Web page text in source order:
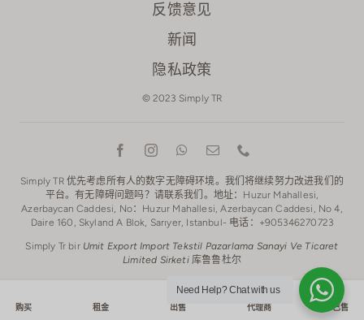
反馈意见
新闻
隐私政策
© 2023 Simply TR
Simply TR 优先考虑所有人的数字无障碍环境。我们将继续努力改进我们的
平台。有无障碍问题吗？请联系我们。地址：Huzur Mahallesi,
Azerbaycan Caddesi, No：Huzur Mahallesi, Azerbaycan Caddesi, No 4,
Daire 160, Skyland A Blok, Sarıyer, Istanbul- 电话：+905346270723
Simply Tr bir Umit Export Import Tekstil Pazarlama Sanayi Ve Ticaret
Limited Sirketi库鲁鲁杜尔
购买 租金 出售 代理商 已售
Need Help?Chat with us